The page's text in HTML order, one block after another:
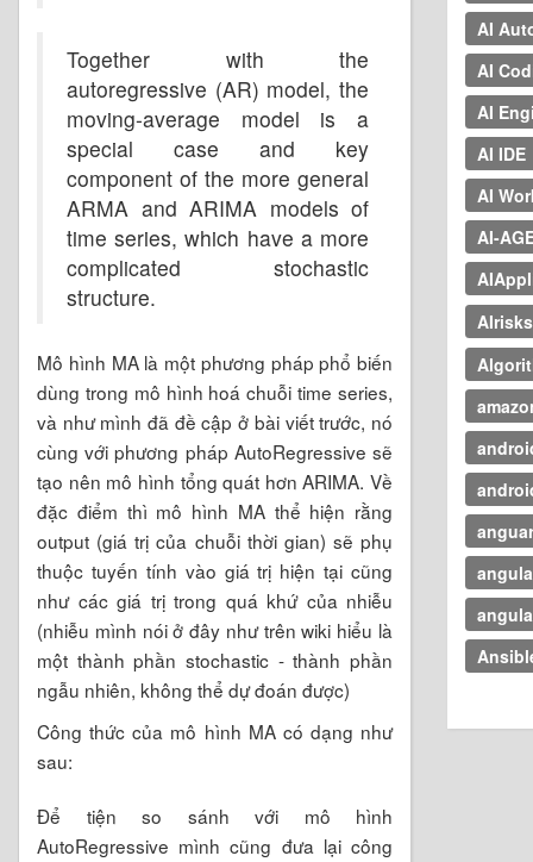
Together with the
autoregressive (AR) model, the
moving-average model is a
special case and key
component of the more general
ARMA and ARIMA models of
time series, which have a more
complicated stochastic
structure.
Mô hình MA là một phương pháp phổ biến
dùng trong mô hình hoá chuỗi time series,
và như mình đã đề cập ở bài viết trước, nó
cùng với phương pháp AutoRegressive sẽ
tạo nên mô hình tổng quát hơn ARIMA. Về
đặc điểm thì mô hình MA thể hiện rằng
output (giá trị của chuỗi thời gian) sẽ phụ
thuộc tuyến tính vào giá trị hiện tại cũng
như các giá trị trong quá khứ của nhiễu
(nhiễu mình nói ở đây như trên wiki hiểu là
một thành phần stochastic - thành phần
ngẫu nhiên, không thể dự đoán được)
Công thức của mô hình MA có dạng như
sau:
Để tiện so sánh với mô hình
AutoRegressive mình cũng đưa lại công
AI
AI
AI
AI IDE
AI
AI-
AIrisks